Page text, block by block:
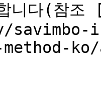
니다(참